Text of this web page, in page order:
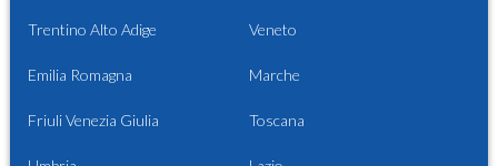
Trentino Alto Adige Veneto
Emilia Romagna Marche
Friuli Venezia Giulia Toscana